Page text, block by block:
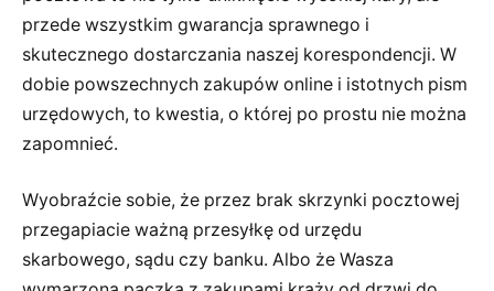
przede wszystkim gwarancja sprawnego i
skutecznego dostarczania naszej korespondencji. W
dobie powszechnych zakupów online i istotnych pism
urzędowych, to kwestia, o której po prostu nie można
zapomnieć.
Wyobraźcie sobie, że przez brak skrzynki pocztowej
przegapiacie ważną przesyłkę od urzędu
skarbowego, sądu czy banku. Albo że Wasza